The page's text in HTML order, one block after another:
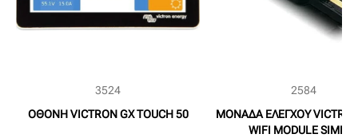
3524
ΟΘΟΝΗ VICTRON GX TOUCH 50
2584
ΜΟΝΑΔΑ ΕΛΕΓΧΟΥ
WIFI MODULE SIMPLE